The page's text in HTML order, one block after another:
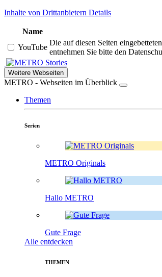
Inhalte von Drittanbietern Details
Name
YouTube
Die auf diesen Seiten
entnehmen Sie bitte den
Stories
Weitere Webseiten
METRO - Webseiten im Überblick
Themen
Serien
METRO Originals
Hallo METRO
Gute Frage
Alle entdecken
THEMEN